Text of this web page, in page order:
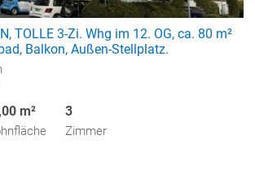
TOLLE 3-Zi. Whg im 12. OG, ca. 80 m²
Balkon, Außen-Stellplatz.
m² 3
Zimmer